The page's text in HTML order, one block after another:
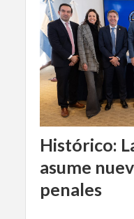
Histórico:
asume
penales